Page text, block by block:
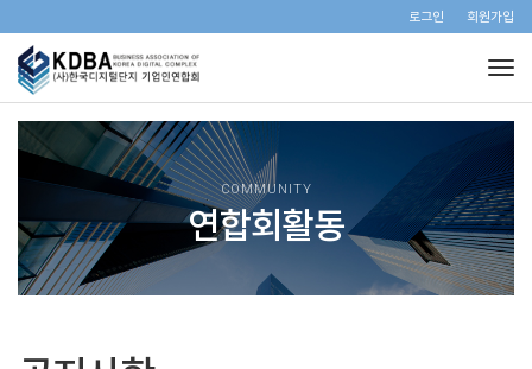
로그인 회원가입
COMMUNITY
연합회활동